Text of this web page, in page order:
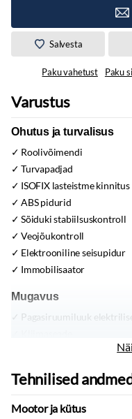
Salvesta
Paku vahetust Paku
Varustus
Ohutus ja turvalisus
Roolivõimendi
Turvapadjad
ISOFIX lasteistme kinnitus
ABS pidurid
Sõiduki stabiilsuskontroll
Veojõukontroll
Elektrooniline seisupidur
Immobilisaator
Mugavus
Pagasiruumiluuk
elektrilised
Parkimiskaamera
Tehnilised
Mootor ja kütus